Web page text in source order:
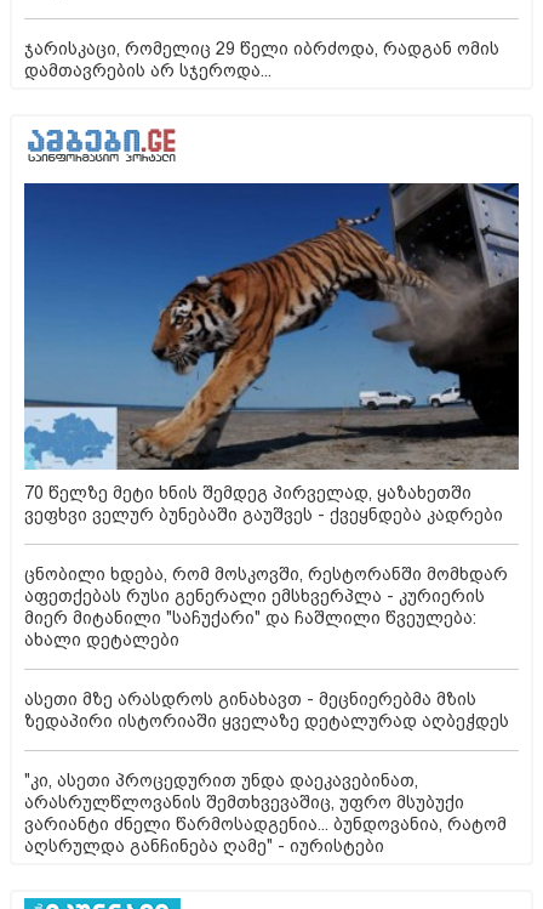
ჯარისკაცი, რომელიც 29 წელი იბრძოდა, რადგან ომის
დამთავრების არ სჯეროდა...
70 წელზე მეტი ხნის შემდეგ პირველად, ყაზახეთში
ვეფხვი ველურ ბუნებაში გაუშვეს - ქვეყნდება კადრები
ცნობილი ხდება, რომ მოსკოვში, რესტორანში მომხდარ
აფეთქებას რუსი გენერალი ემსხვერპლა - კურიერის
მიერ მიტანილი "საჩუქარი" და ჩაშლილი წვეულება:
ახალი დეტალები
ასეთი მზე არასდროს გინახავთ - მეცნიერებმა მზის
ზედაპირი ისტორიაში ყველაზე დეტალურად აღბეჭდეს
"კი, ასეთი პროცედურით უნდა დაეკავებინათ,
არასრულწლოვანის შემთხვევაშიც, უფრო მსუბუქი
ვარიანტი ძნელი წარმოსადგენია... ბუნდოვანია, რატომ
აღსრულდა განჩინება ღამე" - იურისტები